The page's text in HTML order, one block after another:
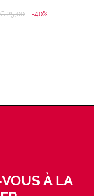
Price reduced from
€ 25,00to -40%
À LA